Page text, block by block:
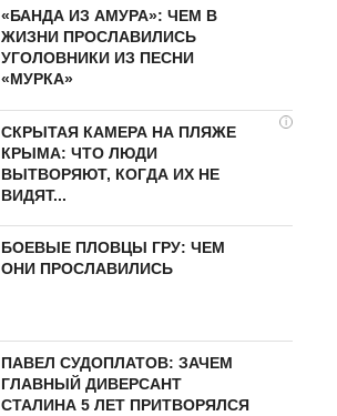
«БАНДА ИЗ АМУРА»: ЧЕМ В
ЖИЗНИ ПРОСЛАВИЛИСЬ
УГОЛОВНИКИ ИЗ ПЕСНИ
«МУРКА»
i
СКРЫТАЯ КАМЕРА НА ПЛЯЖЕ
КРЫМА: ЧТО ЛЮДИ
ВЫТВОРЯЮТ, КОГДА ИХ НЕ
ВИДЯТ...
БОЕВЫЕ ПЛОВЦЫ ГРУ: ЧЕМ
ОНИ ПРОСЛАВИЛИСЬ
ПАВЕЛ СУДОПЛАТОВ: ЗАЧЕМ
ГЛАВНЫЙ ДИВЕРСАНТ
СТАЛИНА 5 ЛЕТ ПРИТВОРЯЛСЯ